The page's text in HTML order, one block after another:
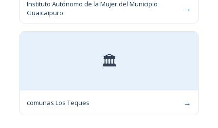
Instituto Autónomo de la Mujer del Municipio
Guaicaipuro
→
🏛
comunas Los Teques →